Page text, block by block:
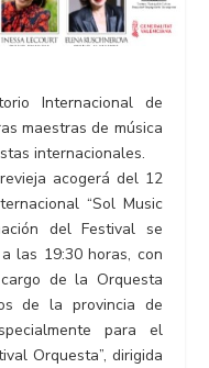
Internacional de
maestras de música
internacionales.
acogerá del 12
“Sol Music
del Festival se
las 19:30 horas, con
de la Orquesta
de la provincia de
para el
Orquesta”, dirigida